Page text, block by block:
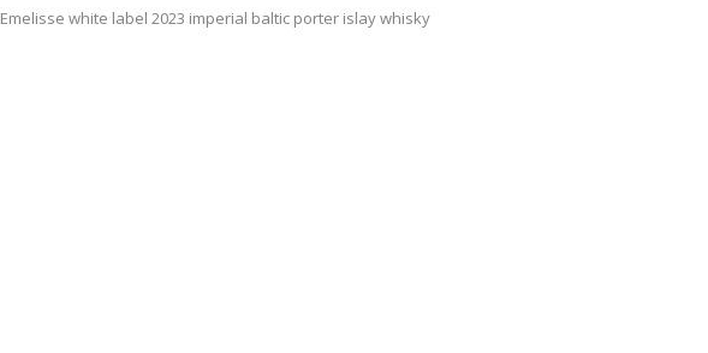
Emelisse white label 2023 imperial baltic porter islay whisky